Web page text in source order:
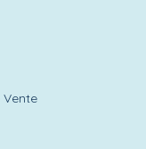
Vente